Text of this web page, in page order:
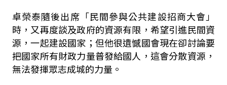
卓榮泰隨後出席「民間參與公共建設招商大會」
時，又再度談及政府的資源有限，希望引進民間資
源，一起建設國家；但他很遺憾國會現在卻討論要
把國家所有財政力量普發給國人，這會分散資源，
無法發揮眾志成城的力量。